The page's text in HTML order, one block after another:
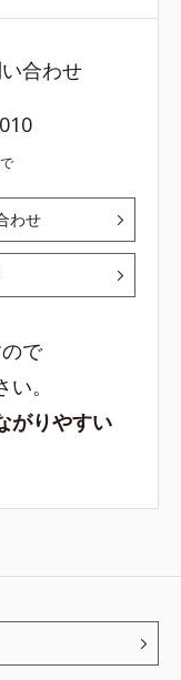
合わせ
わせ
で
。
がりやすい